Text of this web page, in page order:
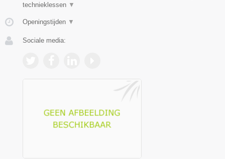
technieklessen ▼
Openingstijden ▼
Sociale media: